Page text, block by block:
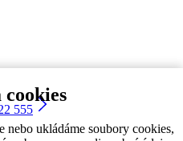
nebo ukládáme soubory cookies,
555